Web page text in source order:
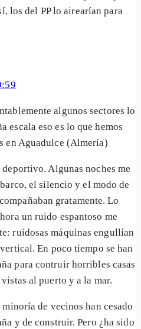
los del PP lo airearían para
algunos sectores lo
escala eso es lo que hemos
en Aguadulce (Almería)
Algunas noches me
el silencio y el modo de
gratamente. Lo
un ruido espantoso me
ruidosas máquinas engullían
En poco tiempo se han
para contruir horribles casas
al puerto y a la mar.
de vecinos han cesado
y de construir. Pero ¿ha sido